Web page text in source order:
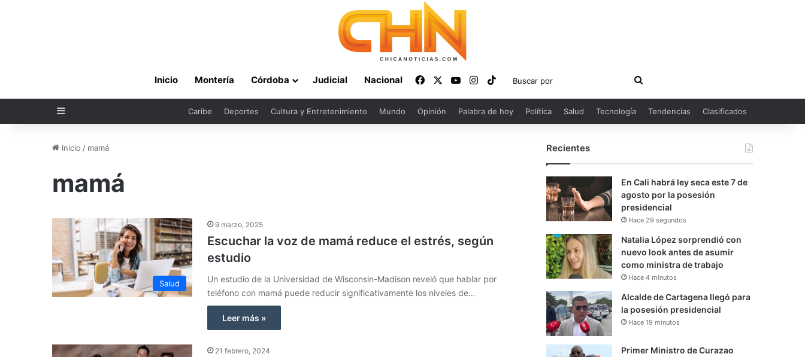
Inicio Montería Córdoba Judicial Nacional FacebookYouTubeInstagram
TikTok
Buscar
por
Sidebar Caribe Deportes Cultura y Entretenimiento Mundo Opinión Palabra de hoy Política Salud Tecnología Tendencias Clasificados
Inicio / mamá
mamá
Salud
9 marzo, 2025
Escuchar la voz de mamá reduce el estrés, según
estudio
Un estudio de la Universidad de Wisconsin-Madison reveló que hablar por
teléfono con mamá puede reducir significativamente los niveles de…
Leer más »
21 febrero, 2024
Recientes
En Cali habrá ley seca este 7 de
agosto por la posesión
presidencial
Hace 29 segundos
Natalia López sorprendió con
nuevo look antes de asumir
como ministra de trabajo
Hace 4 minutos
Alcalde de Cartagena llegó para
la posesión presidencial
Hace 19 minutos
Primer Ministro de Curazao